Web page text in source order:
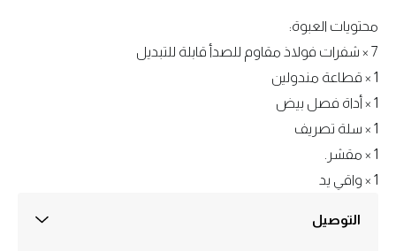
محتويات العبوة:
7 × شفرات فولاذ مقاوم للصدأ قابلة للتبديل
1 × قطاعة مندولين
1 × أداة فصل بيض
1 × سلة تصريف
1 × مقشر.
1 × واقي يد
التوصيل